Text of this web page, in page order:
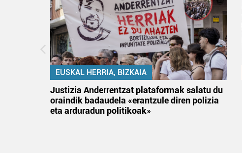
EUSKAL HERRIA, BIZKAIA
Justizia Anderrentzat plataformak salatu du
oraindik badaudela «erantzule diren polizia
eta arduradun politikoak»